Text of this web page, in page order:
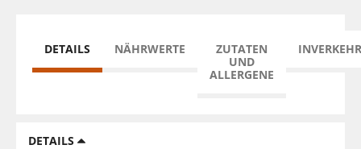
DETAILS NÄHRWERTE
ZUTATEN
UND
ALLERGENE
DETAILS